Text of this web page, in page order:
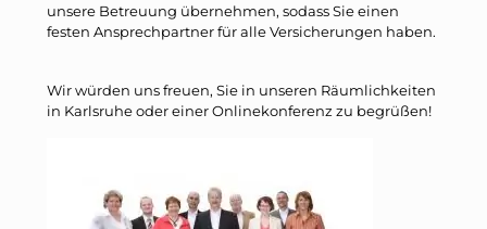
unsere Betreuung übernehmen, sodass Sie einen
festen Ansprechpartner für alle Versicherungen haben.
Wir würden uns freuen, Sie in unseren Räumlichkeiten
in Karlsruhe oder einer Onlinekonferenz zu begrüßen!